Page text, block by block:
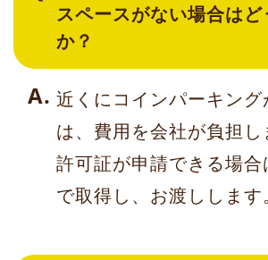
スペースがない場合は
か？
近くにコインパーキング
は、費用を会社が負担
許可証が申請できる場合
で取得し、お渡しします